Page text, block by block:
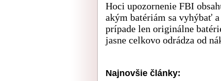
Hoci upozornenie FBI
akým batériám sa vyhýbať
prípade len originálne
jasne celkovo odrádza od
Najnovšie články: